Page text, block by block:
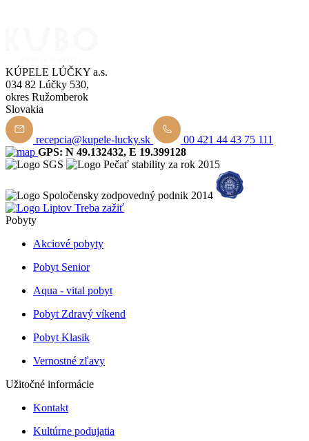
KÚPELE LÚČKY a.s.
034 82 Lúčky 530,
okres Ružomberok
Slovakia
recepcia@kupele-lucky.sk
00 421 44 43 75 111
GPS: N 49.132432, E 19.399128
Pobyty
Akciové pobyty
Pobyt Senior
Aqua - vital pobyt
Pobyt Zdravý víkend
Pobyt Klasik
Vernostné zľavy
Užitočné informácie
Kontakt
Kultúrne podujatia